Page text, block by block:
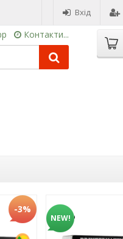
Вхід
Контакти...
-3%
NEW!